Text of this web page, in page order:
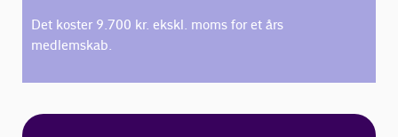
Det koster 9.700 kr. ekskl. moms for et års
medlemskab.